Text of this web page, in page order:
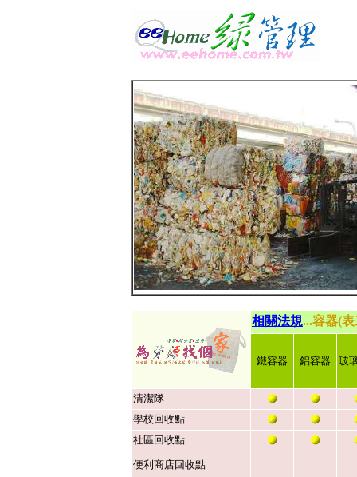
相關法規...容器(
鐵容器 鋁容器 玻
清潔隊
學校回收點
社區回收點
便利商店回收點